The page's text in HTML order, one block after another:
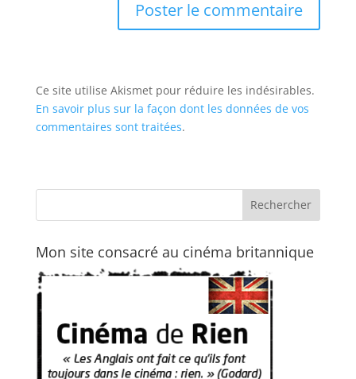
Ce site utilise Akismet pour réduire les indésirables.
En savoir plus sur la façon dont les données de vos
commentaires sont traitées.
Mon site consacré au cinéma britannique